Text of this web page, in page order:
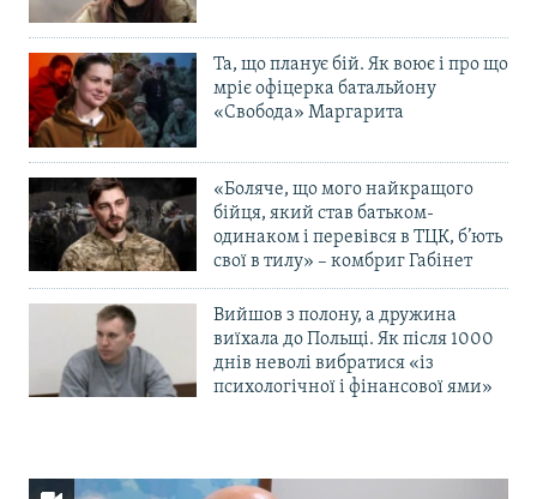
Та, що планує бій. Як воює і про що
мріє офіцерка батальйону
«Свобода» Маргарита
«Боляче, що мого найкращого
бійця, який став батьком-
одинаком і перевівся в ТЦК, б’ють
свої в тилу» – комбриг Габінет
Вийшов з полону, а дружина
виїхала до Польщі. Як після 1000
днів неволі вибратися «із
психологічної і фінансової ями»